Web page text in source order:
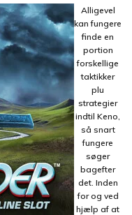
Alligevel
kan fungere
finde en
portion
forskellige
taktikker
plu
strategier
indtil Keno,
så snart
fungere
søger
bagefter
det. Inden
for og ved
hjælp af at